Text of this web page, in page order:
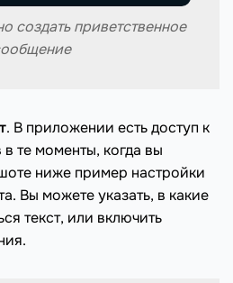
создать приветственное
. В приложении есть доступ к
те моменты, когда вы
ниже пример настройки
Вы можете указать, в какие
текст, или включить